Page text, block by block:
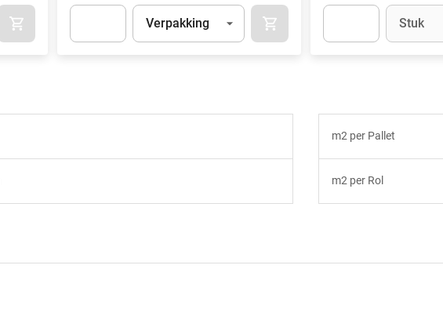
IN WINKELMAND
Eenheid
Verpakking IN WINKELMAND
Eenheid
Stuk
m2 per Pallet
m2 per Rol